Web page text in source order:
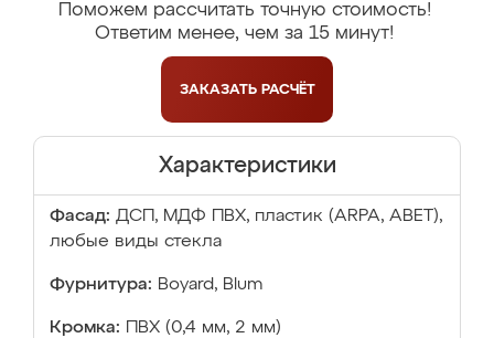
Поможем рассчитать точную стоимость!
Ответим менее, чем за 15 минут!
ЗАКАЗАТЬ РАСЧЁТ
Характеристики
Фасад: ДСП, МДФ ПВХ, пластик (ARPA, ABET),
любые виды стекла
Фурнитура: Boyard, Blum
Кромка: ПВХ (0,4 мм, 2 мм)